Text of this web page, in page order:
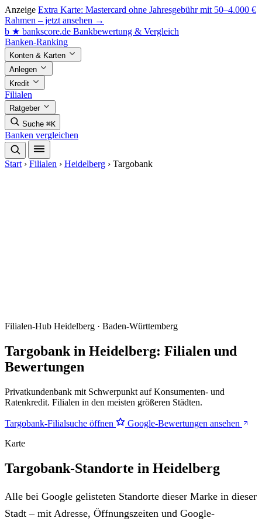
Anzeige Extra Karte: Mastercard ohne Jahresgebühr mit 50–4.000 €
Rahmen – jetzt ansehen →
b ★ bankscore.de Bankbewertung & Vergleich
Banken-Ranking
Konten & Karten
Anlegen
Kredit
Filialen
Ratgeber
Suche ⌘K
Banken vergleichen
Start › Filialen › Heidelberg › Targobank
Filialen-Hub Heidelberg · Baden-Württemberg
Targobank in Heidelberg: Filialen und
Bewertungen
Privatkundenbank mit Schwerpunkt auf Konsumenten- und
Ratenkredit. Filialen in den meisten größeren Städten.
Targobank-Filialsuche öffnen
Google-Bewertungen ansehen
Karte
Targobank-Standorte in Heidelberg
Alle bei Google gelisteten Standorte dieser Marke in dieser
Stadt – mit Adresse, Öffnungszeiten und Google-